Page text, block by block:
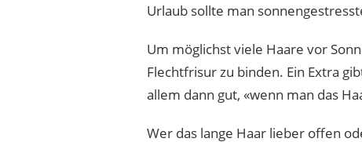
Urlaub sollte man
Um möglichst viele Haare vor
Flechtfrisur zu binden. Ein Extra
allem dann gut, «wenn man das
Wer das lange Haar lieber offen